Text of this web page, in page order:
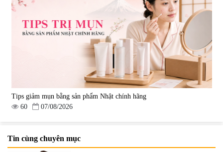
Tips giảm mụn bằng sản phẩm Nhật chính hãng
60
07/08/2026
Tin cùng chuyên mục